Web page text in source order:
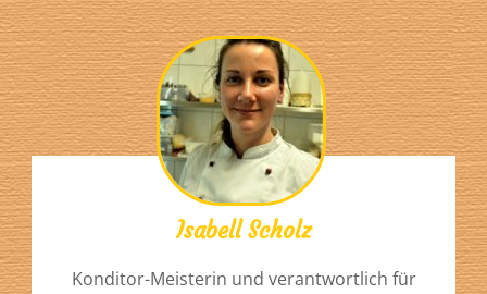
Isabell Scholz
Konditor-Meisterin und verantwortlich für